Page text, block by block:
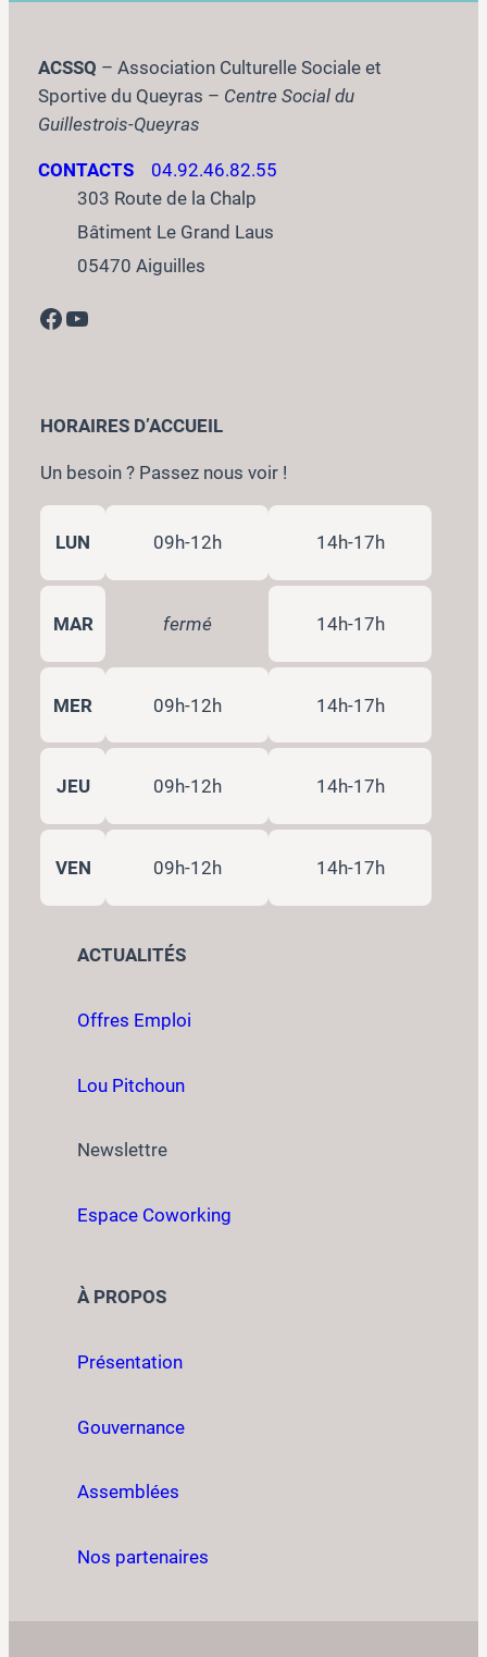
ACSSQ – Association Culturelle Sociale et
Sportive du Queyras – Centre Social du
Guillestrois-Queyras
CONTACTS
04.92.46.82.55
303 Route de la Chalp
Bâtiment Le Grand Laus
05470 Aiguilles
Facebook YouTube
HORAIRES D’ACCUEIL
Un besoin ? Passez nous voir !
LUN 09h-12h 14h-17h
MAR fermé 14h-17h
MER 09h-12h 14h-17h
JEU 09h-12h 14h-17h
VEN 09h-12h 14h-17h
ACTUALITÉS
Offres Emploi
Lou Pitchoun
Newslettre
Espace Coworking
À PROPOS
Présentation
Gouvernance
Assemblées
Nos partenaires